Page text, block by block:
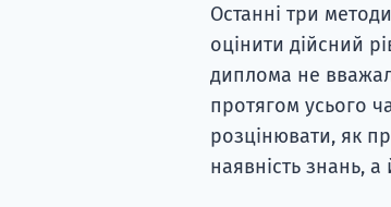
Останні три
оцінити дійсний
диплома не
протягом усього
розцінювати, як
наявність знань, а